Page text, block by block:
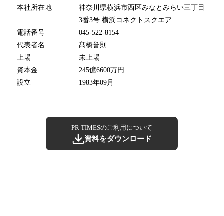
本社所在地
神奈川県横浜市西区みなとみらい三丁目
3番3号 横浜コネクトスクエア
電話番号
045-522-8154
代表者名
髙橋誉則
上場
未上場
資本金
245億6600万円
設立
1983年09月
PR TIMESのご利用について
資料をダウンロード